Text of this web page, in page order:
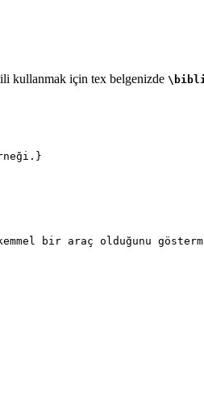
kullanmak için tex belgenizde
bir araç olduğunu